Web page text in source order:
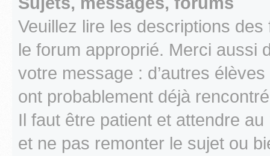
Veuillez lire les descriptions
le forum approprié. Merci aussi
votre message : d’autres
ont probablement déjà
Il faut être patient et attendre
et ne pas remonter le sujet ou